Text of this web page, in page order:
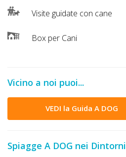
Visite guidate con cane
Box per Cani
Vicino a noi puoi...
VEDI la Guida A DOG
Spiagge A DOG nei Dintorni